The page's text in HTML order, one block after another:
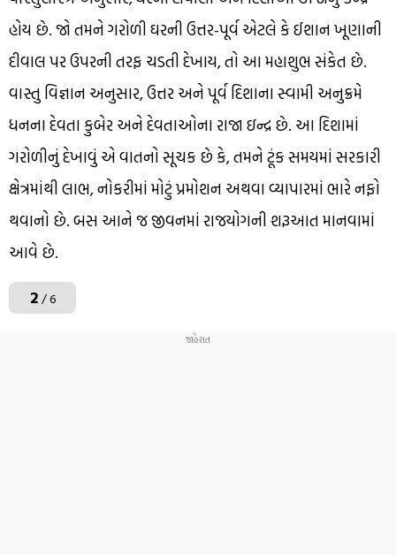
હોય છે. જો તમને ગરોળી ઘરની ઉત્તર-પૂર્વ એટલે કે ઈશાન ખૂણાની
દીવાલ પર ઉપરની તરફ ચડતી દેખાય, તો આ મહાશુભ સંકેત છે.
વાસ્તુ વિજ્ઞાન અનુસાર, ઉત્તર અને પૂર્વ દિશાના સ્વામી અનુક્રમે
ધનના દેવતા કુબેર અને દેવતાઓના રાજા ઇન્દ્ર છે. આ દિશામાં
ગરોળીનું દેખાવું એ વાતનો સૂચક છે કે, તમને ટૂંક સમયમાં સરકારી
ક્ષેત્રમાંથી લાભ, નોકરીમાં મોટું પ્રમોશન અથવા વ્યાપારમાં ભારે નફો
થવાનો છે. બસ આને જ જીવનમાં રાજયોગની શરૂઆત માનવામાં
આવે છે.
2/ 6